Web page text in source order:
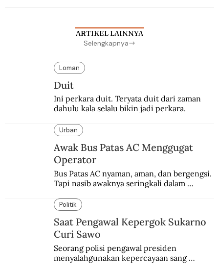
ARTIKEL LAINNYA
Selengkapnya
Loman
Duit
Ini perkara duit. Teryata duit dari zaman
dahulu kala selalu bikin jadi perkara.
Urban
Awak Bus Patas AC Menggugat
Operator
Bus Patas AC nyaman, aman, dan bergengsi.
Tapi nasib awaknya seringkali dalam
Politik
Saat Pengawal Kepergok Sukarno
Curi Sawo
Seorang polisi pengawal presiden
menyalahgunakan kepercayaan sang